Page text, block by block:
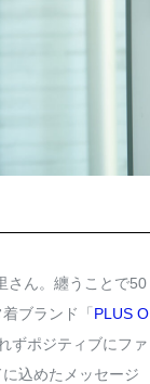
さん。纏うことで50
ブランド「 PLUS O
ずポジティブにファ
込めたメッセージ